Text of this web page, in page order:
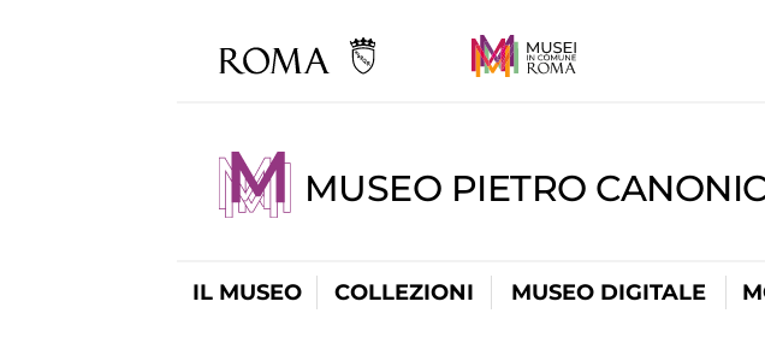
MUSEO PIETRO
IL MUSEO COLLEZIONI MUSEO DIGITALE